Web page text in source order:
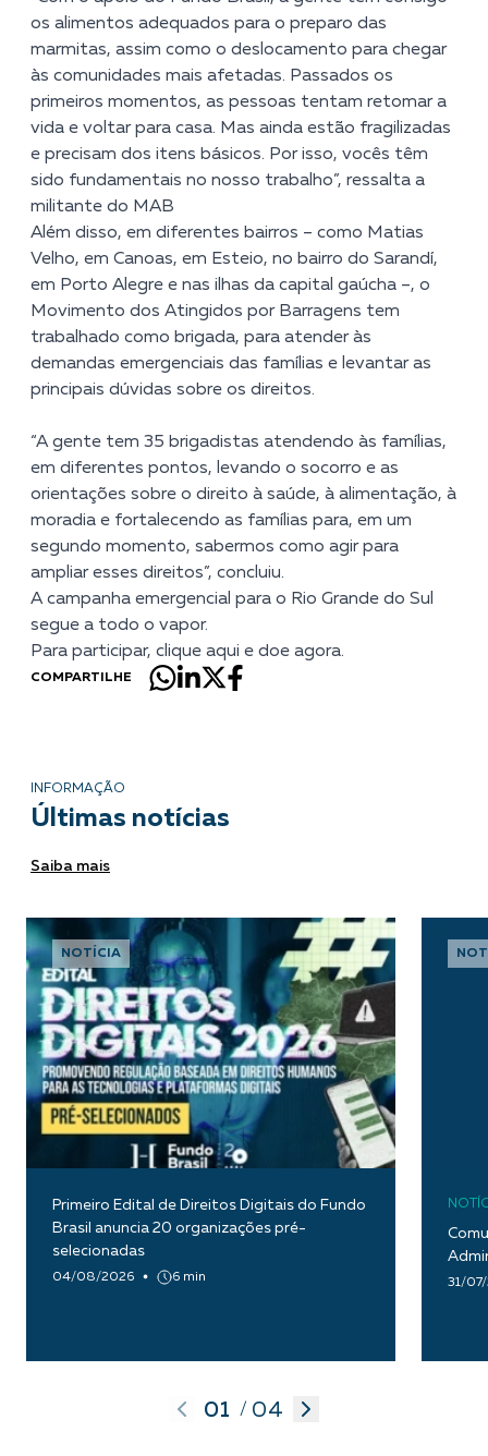
os alimentos adequados para o preparo das
marmitas, assim como o deslocamento para chegar
às comunidades mais afetadas. Passados os
primeiros momentos, as pessoas tentam retomar a
vida e voltar para casa. Mas ainda estão fragilizadas
e precisam dos itens básicos. Por isso, vocês têm
sido fundamentais no nosso trabalho”, ressalta a
militante do MAB
Além disso, em diferentes bairros – como Matias
Velho, em Canoas, em Esteio, no bairro do Sarandí,
em Porto Alegre e nas ilhas da capital gaúcha –, o
Movimento dos Atingidos por Barragens tem
trabalhado como brigada, para atender às
demandas emergenciais das famílias e levantar as
principais dúvidas sobre os direitos.
“A gente tem 35 brigadistas atendendo às famílias,
em diferentes pontos, levando o socorro e as
orientações sobre o direito à saúde, à alimentação, à
moradia e fortalecendo as famílias para, em um
segundo momento, sabermos como agir para
ampliar esses direitos”, concluiu.
A campanha emergencial para o Rio Grande do Sul
segue a todo o vapor.
Para participar, clique aqui e doe agora.
COMPARTILHE
INFORMAÇÃO
Últimas notícias
Saiba mais
NOTÍCIA
Primeiro Edital de Direitos Digitais do Fundo
Brasil anuncia 20 organizações pré-
selecionadas
04/08/2026 6 min 31/
01 / 04